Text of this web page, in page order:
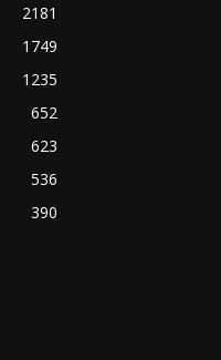
2181
1749
1235
652
623
536
390